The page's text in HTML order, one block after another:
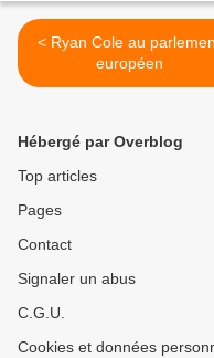
< Ryan Cole au parlement
européen
Hébergé par Overblog
Top articles
Pages
Contact
Signaler un abus
C.G.U.
Cookies et données